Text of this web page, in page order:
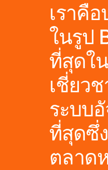
เราคื
ในรูป
ที่สุดใ
เชี่ยว
ระบบ
ที่สุดซึ่
ตลาด